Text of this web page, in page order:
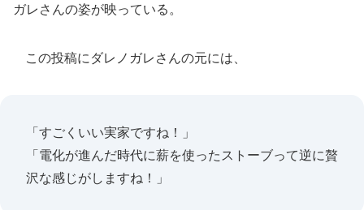
ガレさんの姿が映っている。
この投稿にダレノガレさんの元には、
「すごくいい実家ですね！」
「電化が進んだ時代に薪を使ったストーブって逆に贅
沢な感じがしますね！」